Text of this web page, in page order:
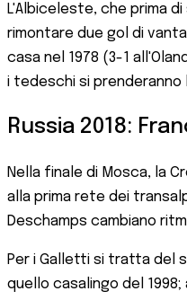
L'Albiceleste, che prima
rimontare due gol di
casa nel 1978 (3-1
i tedeschi si prenderanno
Russia 2018:
Nella finale di Mosca, la
alla prima rete dei
Deschamps cambiano
Per i Galletti si tratta del
quello casalingo del 1998;